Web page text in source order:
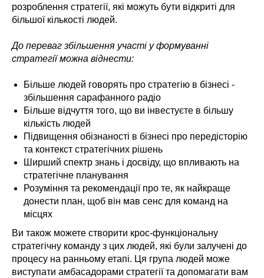
розроблення стратегії, які можуть бути відкриті для
більшої кількості людей.
До переваг збільшення участі у формуванні
стратегії можна віднести:
Більше людей говорять про стратегію в бізнесі -
збільшення сарафанного радіо
Більше відчуття того, що ви інвестуєте в більшу
кількість людей
Підвищення обізнаності в бізнесі про передісторію
та контекст стратегічних рішень
Ширший спектр знань і досвіду, що впливають на
стратегічне планування
Розуміння та рекомендації про те, як найкраще
донести план, щоб він мав сенс для команд на
місцях
Ви також можете створити крос-функціональну
стратегічну команду з цих людей, які були залучені до
процесу на ранньому етапі. Ця група людей може
виступати амбасадорами стратегії та допомагати вам